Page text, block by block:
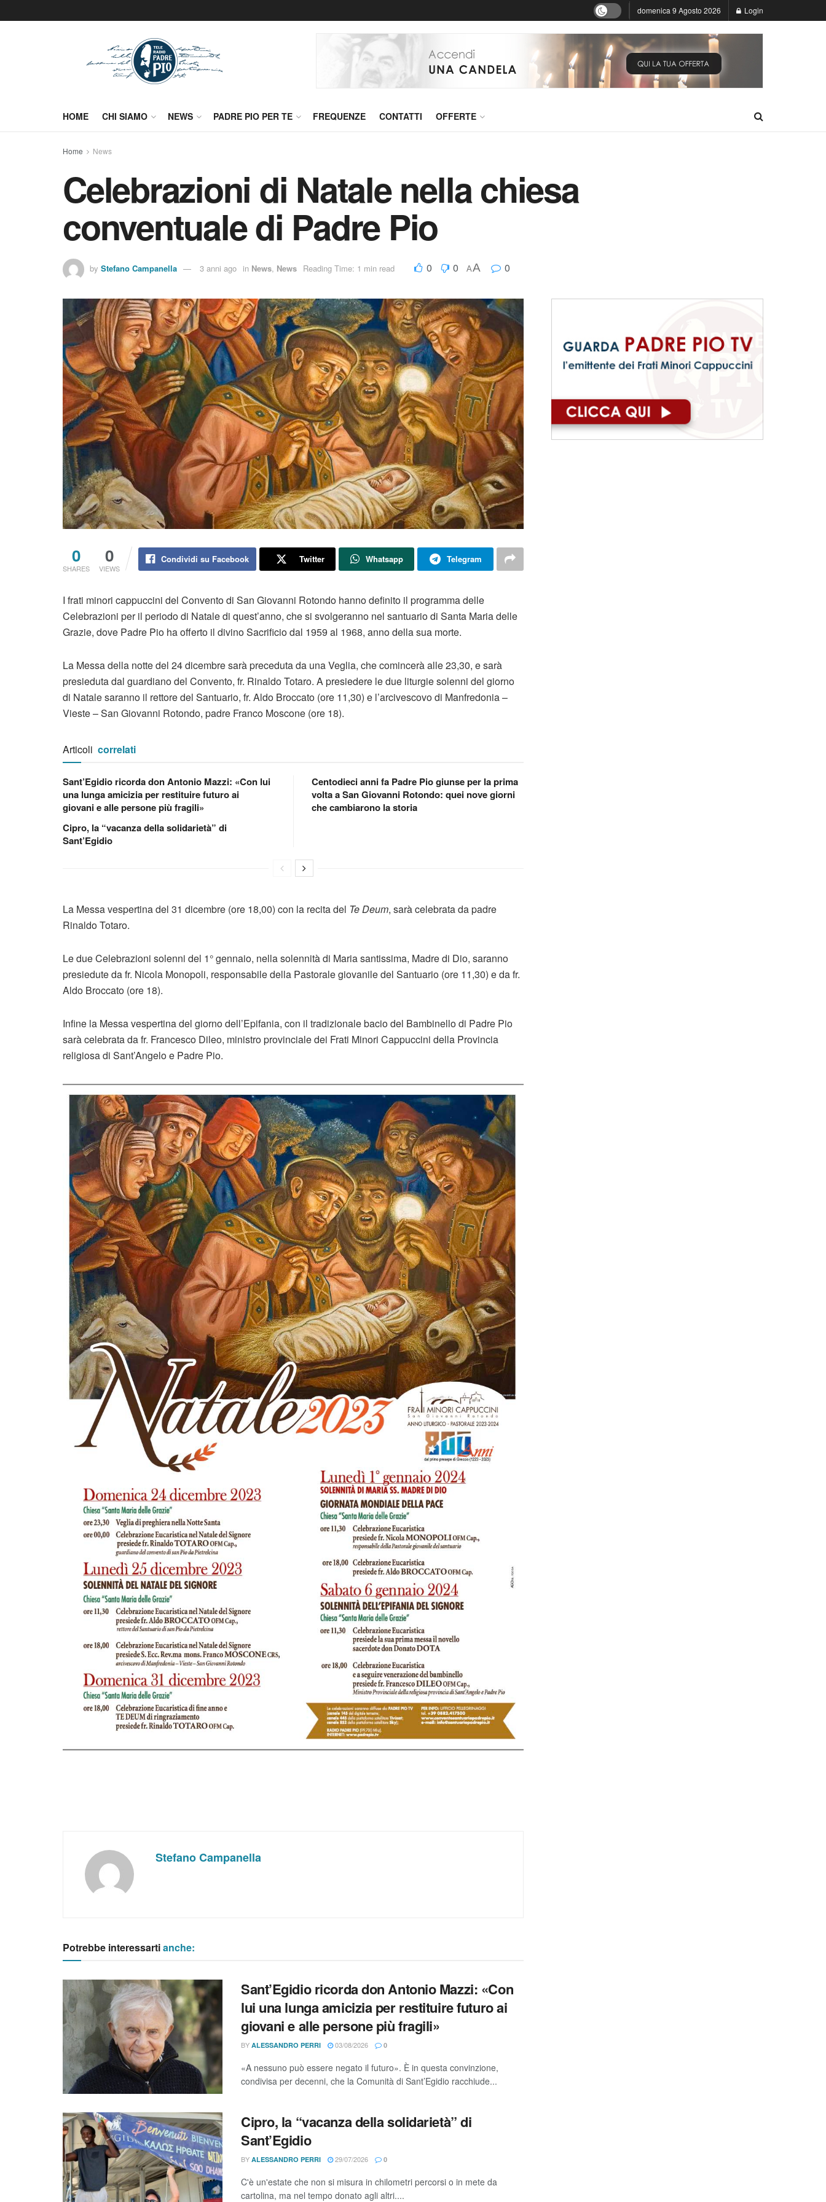
domenica 9 Agosto 2026 Login
HOME CHI SIAMO NEWS PADRE PIO PER TE FREQUENZE CONTATTI OFFERTE
Home News
Celebrazioni di Natale nella chiesa
conventuale di Padre Pio
by Stefano Campanella 3 anni ago in News, News Reading Time: 1 min read 0 0 AA 0
0
SHARES
0
VIEWS
Condividi su Facebook Twitter Whatsapp Telegram
I frati minori cappuccini del Convento di San Giovanni Rotondo hanno definito il programma delle
Celebrazioni per il periodo di Natale di quest’anno, che si svolgeranno nel santuario di Santa Maria delle
Grazie, dove Padre Pio ha offerto il divino Sacrificio dal 1959 al 1968, anno della sua morte.
La Messa della notte del 24 dicembre sarà preceduta da una Veglia, che comincerà alle 23,30, e sarà
presieduta dal guardiano del Convento, fr. Rinaldo Totaro. A presiedere le due liturgie solenni del giorno
di Natale saranno il rettore del Santuario, fr. Aldo Broccato (ore 11,30) e l’arcivescovo di Manfredonia –
Vieste – San Giovanni Rotondo, padre Franco Moscone (ore 18).
Articoli correlati
Sant’Egidio ricorda don Antonio Mazzi: «Con lui
una lunga amicizia per restituire futuro ai
giovani e alle persone più fragili»
Cipro, la “vacanza della solidarietà” di
Sant’Egidio
Centodieci anni fa Padre Pio giunse per la prima
volta a San Giovanni Rotondo: quei nove giorni
che cambiarono la storia
La Messa vespertina del 31 dicembre (ore 18,00) con la recita del Te Deum, sarà celebrata da padre
Rinaldo Totaro.
Le due Celebrazioni solenni del 1° gennaio, nella solennità di Maria santissima, Madre di Dio, saranno
presiedute da fr. Nicola Monopoli, responsabile della Pastorale giovanile del Santuario (ore 11,30) e da fr.
Aldo Broccato (ore 18).
Infine la Messa vespertina del giorno dell’Epifania, con il tradizionale bacio del Bambinello di Padre Pio
sarà celebrata da fr. Francesco Dileo, ministro provinciale dei Frati Minori Cappuccini della Provincia
religiosa di Sant’Angelo e Padre Pio.
Stefano Campanella
Potrebbe interessartianche:
Sant’Egidio ricorda don Antonio Mazzi: «Con
lui una lunga amicizia per restituire futuro ai
giovani e alle persone più fragili»
BY ALESSANDRO PERRI 03/08/2026 0
«A nessuno può essere negato il futuro». È in questa convinzione,
condivisa per decenni, che la Comunità di Sant’Egidio racchiude...
Cipro, la “vacanza della solidarietà” di
Sant’Egidio
BY ALESSANDRO PERRI 29/07/2026 0
C'è un'estate che non si misura in chilometri percorsi o in mete da
cartolina, ma nel tempo donato agli altri....